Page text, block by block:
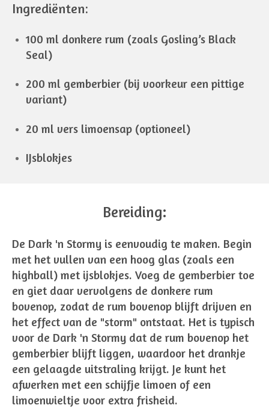
Ingrediënten:
100 ml donkere rum (zoals Gosling’s Black
Seal)
200 ml gemberbier (bij voorkeur een pittige
variant)
20 ml vers limoensap (optioneel)
IJsblokjes
Bereiding:
De Dark 'n Stormy is eenvoudig te maken. Begin
met het vullen van een hoog glas (zoals een
highball) met ijsblokjes. Voeg de gemberbier toe
en giet daar vervolgens de donkere rum
bovenop, zodat de rum bovenop blijft drijven en
het effect van de "storm" ontstaat. Het is typisch
voor de Dark 'n Stormy dat de rum bovenop het
gemberbier blijft liggen, waardoor het drankje
een gelaagde uitstraling krijgt. Je kunt het
afwerken met een schijfje limoen of een
limoenwieltje voor extra frisheid.